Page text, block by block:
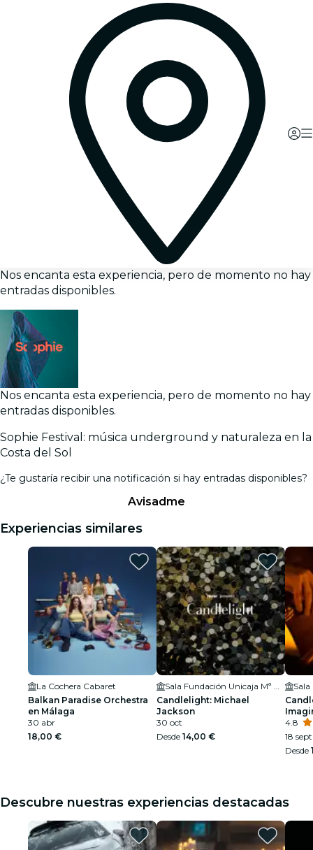
Nos encanta esta experiencia, pero de momento no hay
entradas disponibles.
Nos encanta esta experiencia, pero de momento no hay
entradas disponibles.
Sophie Festival: música underground y naturaleza en la
Costa del Sol
¿Te gustaría recibir una notificación si hay entradas disponibles?
Avisadme
Experiencias similares
La Cochera Cabaret
Balkan Paradise Orchestra
en Málaga
30 abr
18,00 €
Candlelight: Michael
Jackson
30 oct
Desde 14,00 €
4.8
18
Desde
Descubre nuestras experiencias destacadas